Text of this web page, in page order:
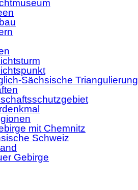
Sächsische Triangulierung
mit Chemnitz
Schweiz
Gebirge